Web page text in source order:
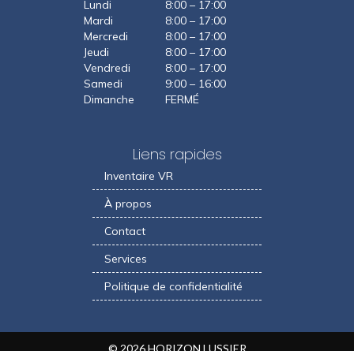
Liens rapides
Inventaire VR
À propos
Contact
Services
Politique de confidentialité
Lundi
8:00 – 17:00
Mardi
8:00 – 17:00
Mercredi
8:00 – 17:00
Jeudi
8:00 – 17:00
Vendredi
8:00 – 17:00
Samedi
9:00 – 16:00
Dimanche
FERMÉ